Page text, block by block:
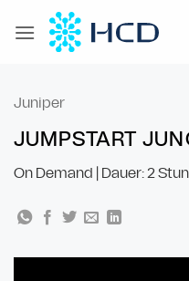
Inhalt
springen
Juniper
JUMPSTART
On Demand | Dauer: 2